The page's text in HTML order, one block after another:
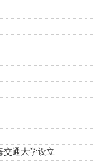
交通大学设立